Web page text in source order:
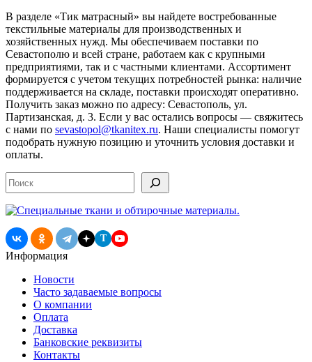
В разделе «Тик матрасный» вы найдете востребованные
текстильные материалы для производственных и
хозяйственных нужд. Мы обеспечиваем поставки по
Севастополю и всей стране, работаем как с крупными
предприятиями, так и с частными клиентами. Ассортимент
формируется с учетом текущих потребностей рынка: наличие
поддерживается на складе, поставки происходят оперативно.
Получить заказ можно по адресу: Севастополь, ул.
Партизанская, д. 3. Если у вас остались вопросы — свяжитесь
с нами по sevastopol@tkanitex.ru. Наши специалисты помогут
подобрать нужную позицию и уточнить условия доставки и
оплаты.
Поиск
T
Информация
Новости
Часто задаваемые вопросы
О компании
Оплата
Доставка
Банковские реквизиты
Контакты